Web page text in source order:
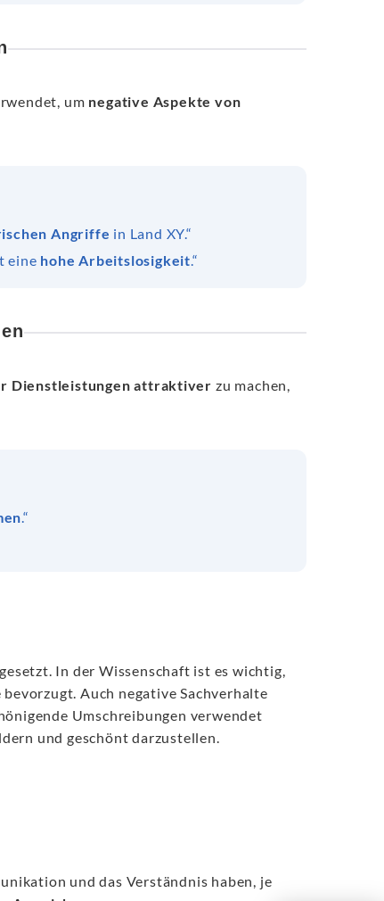
um negative Aspekte von
Angriffe in Land XY.“
eine hohe Arbeitslosigkeit.“
Dienstleistungen attraktiver zu machen,
.“
In der Wissenschaft ist es wichtig,
Auch negative Sachverhalte
Umschreibungen verwendet
und geschönt darzustellen.
und das Verständnis haben, je